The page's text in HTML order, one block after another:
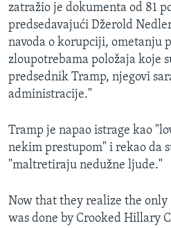
zatražio je dokumenta od 81
predsedavajući Džerold
navoda o korupciji, ometanju
zloupotrebama položaja koje
predsednik Tramp, njegovi
administracije."
Tramp je napao istrage kao
nekim prestupom" i rekao da
"maltretiraju nedužne ljude."
Now that they realize the only
was done by Crooked Hillary